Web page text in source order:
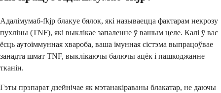
Адалімумаб-fkjp блакуе бялок, які называецца фактарам некрозу
пухліны (TNF), які выклікае запаленне ў вашым целе. Калі ў вас
ёсць аутоіммунная хвароба, ваша імунная сістэма выпрацоўвае
занадта шмат TNF, выклікаючы балючы ацёк і пашкоджанне
тканін.
Гэты прэпарат дзейнічае як мэтанакіраваны блакатар, не даючы